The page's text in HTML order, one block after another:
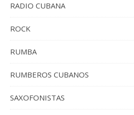
RADIO CUBANA
ROCK
RUMBA
RUMBEROS CUBANOS
SAXOFONISTAS